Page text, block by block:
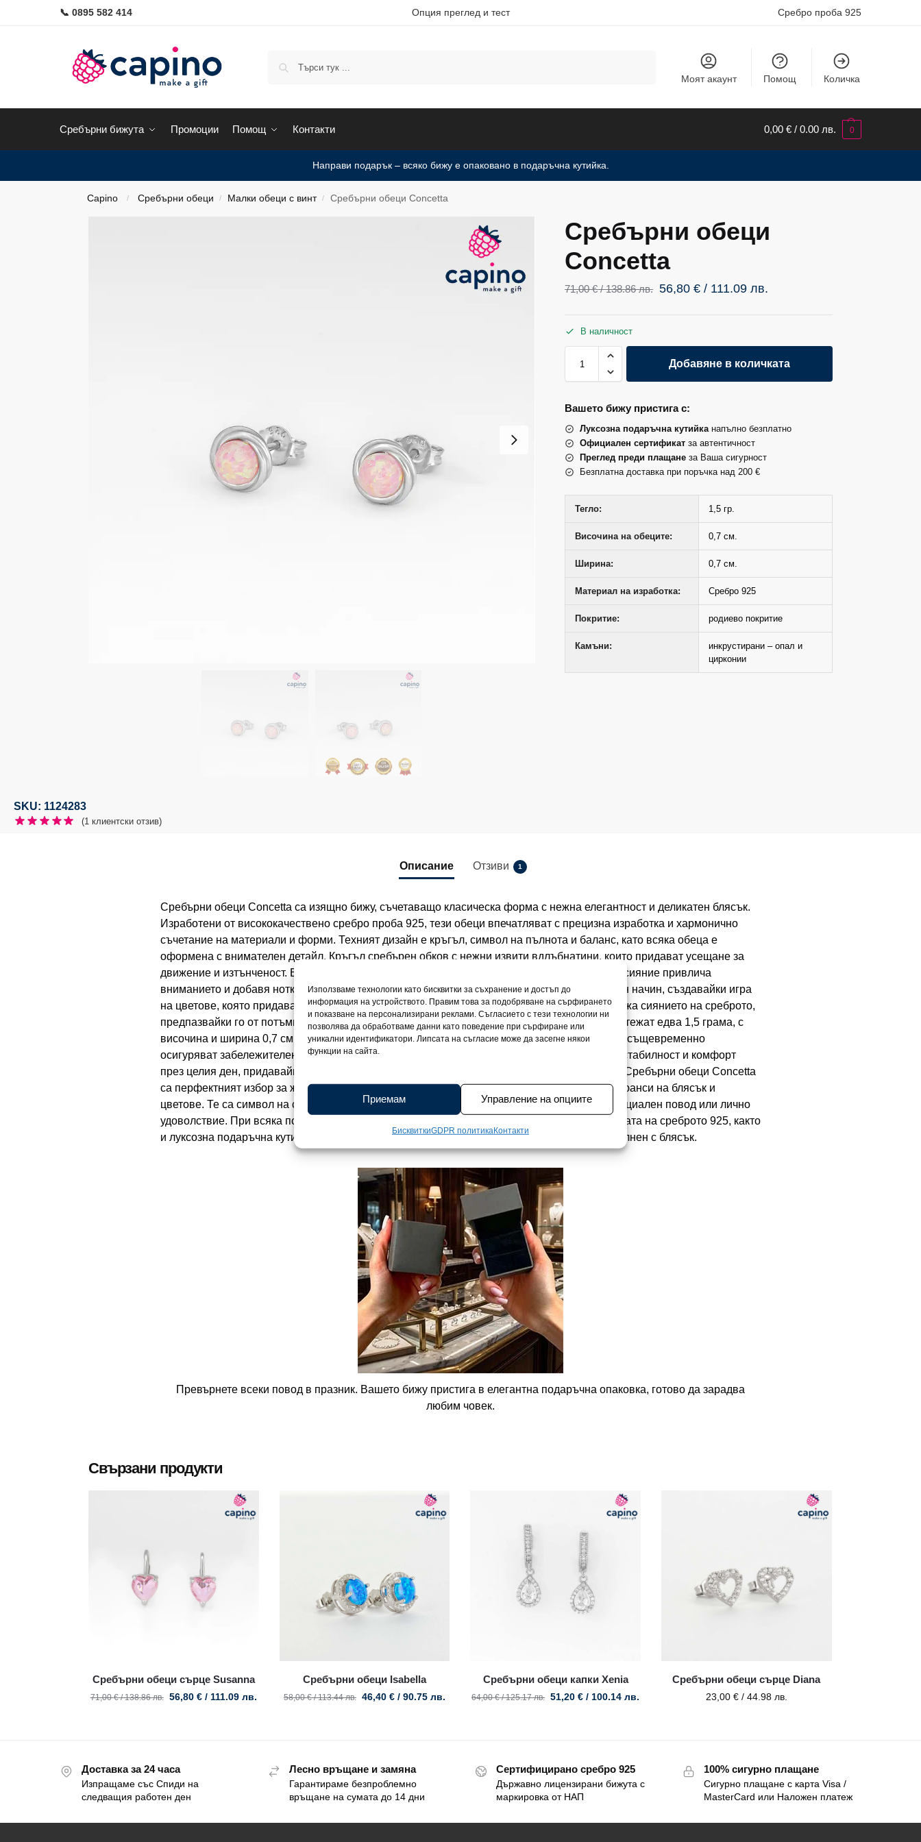
Използваме технологии като бисквитки за съхранение и достъп до
информация на устройството. Правим това за подобряване на сърфирането
и показване на персонализирани реклами. Съгласието с тези технологии ни
позволява да обработваме данни като поведение при сърфиране или
уникални идентификатори. Липсата на съгласие може да засегне някои
функции на сайта.
Приемам Управление на опциите
БисквиткиGDPR политикаКонтакти
📞 0895 582 414 Опция преглед и тест Сребро проба 925
Моят акаунт Помощ Количка
Сребърни бижута Промоции Помощ Контакти 0,00 € / 0.00 лв. 0
Направи подарък – всяко бижу е опаковано в подаръчна кутийка.
Capino / Сребърни обеци / Малки обеци с винт / Сребърни обеци Concetta
Сребърни обеци
Concetta
71,00€ / 138.86 лв. 56,80€ / 111.09 лв.
В наличност
Добавяне в количката
Вашето бижу пристига с:
Луксозна подаръчна кутийка напълно безплатно
Официален сертификат за автентичност
Преглед преди плащане за Ваша сигурност
Безплатна доставка при поръчка над 200 €
Тегло: 1,5 гр.
Височина на обеците: 0,7 см.
Ширина: 0,7 см.
Материал на изработка: Сребро 925
Покритие: родиево покритие
Камъни:
инкрустирани – опал и
цирконии
SKU: 1124283
(1 клиентски отзив)
Описание Отзиви 1
Сребърни обеци Concetta са изящно бижу, съчетаващо класическа форма с нежна елегантност и деликатен блясък.
Изработени от висококачествено сребро проба 925, тези обеци впечатляват с прецизна изработка и хармонично
съчетание на материали и форми. Техният дизайн е кръгъл, символ на пълнота и баланс, като всяка обеца е
оформена с внимателен детайл. Кръгъл сребърен обков с нежни извити вдлъбнатини, които придават усещане за
движение и изтънченост. В центъра на обецата сияе кръгъл розов опал, който с мекото си сияние привлича
вниманието и добавя нотка на нежност и женственост. Опалът отразява светлината по фин начин, създавайки игра
на цветове, която придава на обеците магия и елегантен чар. Покритието от родий поддържа сиянието на среброто,
предпазвайки го от потъмняване и гарантирайки дълготрайна красота. Сребърните обеци тежат едва 1,5 грама, с
височина и ширина 0,7 см, което ги прави изключително удобни за ежедневно носене, като същевременно
осигуряват забележителен, фин акцент върху ухото. Закопчаването със винтче гарантира стабилност и комфорт
през целия ден, придавайки усещане за сигурност и надеждност на изисканата изработка. Сребърни обеци Concetta
са перфектният избор за жената, която обича изчистени, но елегантни детайли и фините нюанси на блясък и
цветове. Те са символ на стил, хармония и деликатна женственост, чудесен подарък за специален повод или лично
удоволствие. При всяка поръчка получавате сертификат за качество, удостоверяващ пробата на среброто 925, както
и луксозна подаръчна кутийка, която превръща тези изискани обеци в готов подарък, изпълнен с блясък.
Превърнете всеки повод в празник. Вашето бижу пристига в елегантна подаръчна опаковка, готово да зарадва
любим човек.
Свързани продукти
Сребърни обеци сърце Susanna
71,00€ / 138.86 лв. 56,80 € / 111.09 лв.
Сребърни обеци Isabella
58,00€ / 113.44 лв. 46,40 € / 90.75 лв.
Сребърни обеци капки Xenia
64,00€ / 125.17 лв. 51,20€ / 100.14 лв.
Сребърни обеци сърце Diana
23,00 € / 44.98 лв.
Доставка за 24 часа
Изпращаме със Спиди на
следващия работен ден
Лесно връщане и замяна
Гарантираме безпроблемно
връщане на сумата до 14 дни
Сертифицирано сребро 925
Държавно лицензирани бижута с
маркировка от НАП
100% сигурно плащане
Сигурно плащане с карта Visa /
MasterCard или Наложен платеж